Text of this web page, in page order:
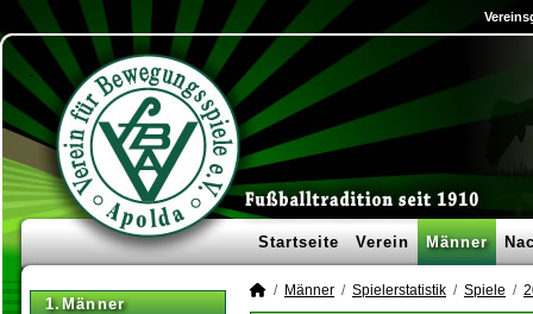
Startseite Verein Männer
1.Männer
Männer Spielerstatistik Spiele